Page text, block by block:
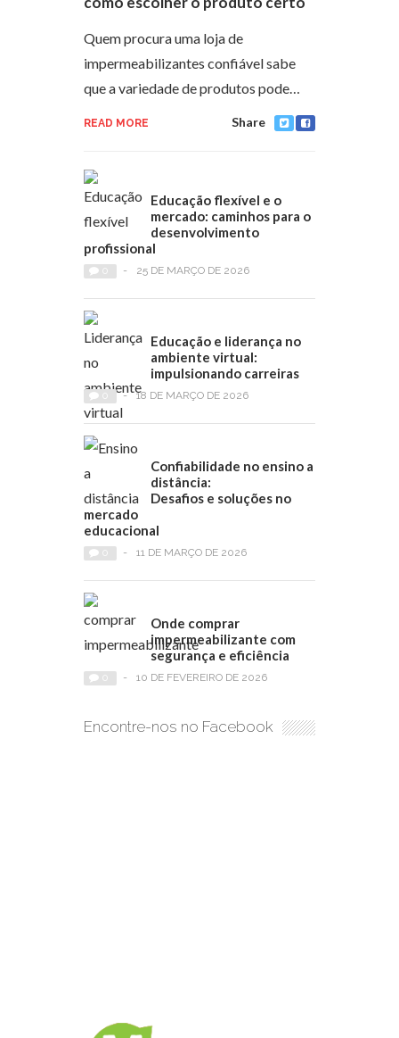
Quem procura uma loja de
impermeabilizantes confiável sabe
que a variedade de produtos pode…
READ MORE Share
Educação flexível e o
mercado: caminhos para o
desenvolvimento
profissional
- 25 DE MARÇO DE 2026
Educação e liderança no
ambiente virtual:
impulsionando carreiras
- 18 DE MARÇO DE 2026
Confiabilidade no ensino a
distância:
Desafios e soluções no
mercado
educacional
- 11 DE MARÇO DE 2026
Onde comprar
impermeabilizante com
segurança e eficiência
- 10 DE FEVEREIRO DE 2026
Encontre-nos no Facebook